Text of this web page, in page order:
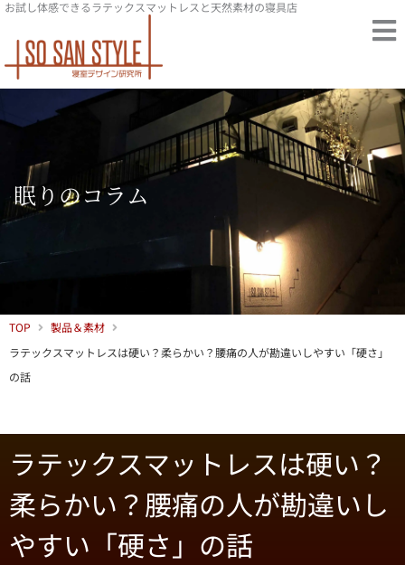
内
を
ス
お試し体感できるラテックスマットレスと天然素材の寝具店
眠りのコラム
TOP
製品＆素材
ラテックスマットレスは硬い？柔らかい？腰痛の人が勘違いしやすい「硬さ」
の話
ラテックスマットレスは硬い？
柔らかい？腰痛の人が勘違いし
やすい「硬さ」の話